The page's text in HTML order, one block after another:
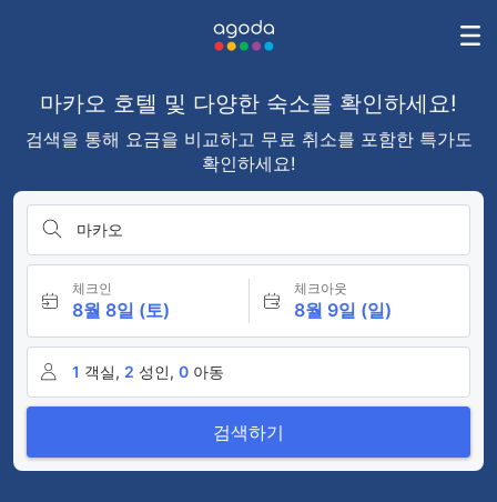
마카오 호텔 및 다양한 숙소를 확인하세요!
검색을 통해 요금을 비교하고 무료 취소를 포함한 특가도
확인하세요!
마카오
체크인
8월 8일 (토)
체크아웃
8월 9일 (일)
1 객실, 2 성인, 0 아동
검색하기